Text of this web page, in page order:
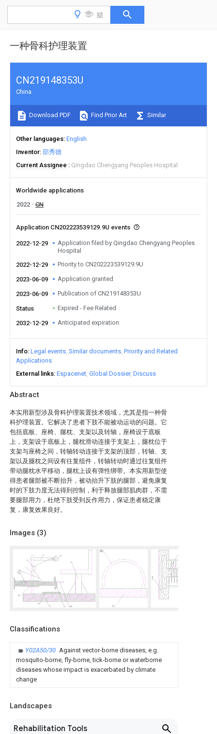
一种骨科护理装置
Abstract
本实用新型涉及骨科护理装置技术领域，尤其是指一种骨
科护理装置。它解决了患者下肢不能被动运动的问题。它
包括底板、座椅、腿枕、支架以及转轴，座椅设于底板
上，支架设于底板上，腿枕滑动连接于支架上，腿枕位于
支架与座椅之间，转轴转动连接于支架的顶部，转轴、支
架以及腿枕之间设有往复组件，转轴转动时通过往复组件
带动腿枕水平移动，腿枕上设有弹性绑带。本实用新型使
得患者腿部被不断抬升，被动抬升下肢的腿部，避免康复
时的下肢力度无法得到控制，利于释放腿部肌肉群，不需
要腿部用力，杜绝下肢受到反作用力，保证患者稳定康
复，康复效果良好。
Images (3)
Classifications
Y02A50/30 Against vector-borne diseases, e.g.
mosquito-borne, fly-borne, tick-borne or waterborne
diseases whose impact is exacerbated by climate
change
Landscapes
Rehabilitation Tools
CN219148353U
China
Download PDF Find Prior Art Similar
Other languages English
Inventor 邵秀德
Current Assignee
Qingdao Chengyang Peoples Hospital
Worldwide applications
2022
CN
Application CN202223539129.9U events
2022-12-29
Application filed by Qingdao Chengyang Peoples
Hospital
2022-12-29
Priority to CN202223539129.9U
2023-06-09 Application granted
2023-06-09 Publication of CN219148353U
Status Expired - Fee Related
2032-12-29 Anticipated expiration
Info Legal events Similar documents Priority and Related
Applications
External links Espacenet Global Dossier Discuss